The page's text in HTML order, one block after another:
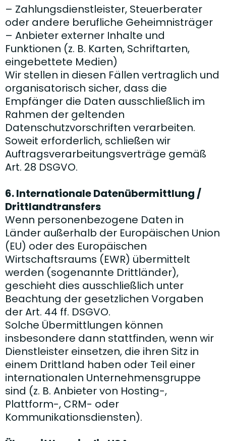
– Zahlungsdienstleister, Steuerberater
oder andere berufliche Geheimnisträger
– Anbieter externer Inhalte und
Funktionen (z. B. Karten, Schriftarten,
eingebettete Medien)
Wir stellen in diesen Fällen vertraglich und
organisatorisch sicher, dass die
Empfänger die Daten ausschließlich im
Rahmen der geltenden
Datenschutzvorschriften verarbeiten.
Soweit erforderlich, schließen wir
Auftragsverarbeitungsverträge gemäß
Art. 28 DSGVO.
6. Internationale Datenübermittlung /
Drittlandtransfers
Wenn personenbezogene Daten in
Länder außerhalb der Europäischen Union
(EU) oder des Europäischen
Wirtschaftsraums (EWR) übermittelt
werden (sogenannte Drittländer),
geschieht dies ausschließlich unter
Beachtung der gesetzlichen Vorgaben
der Art. 44 ff. DSGVO.
Solche Übermittlungen können
insbesondere dann stattfinden, wenn wir
Dienstleister einsetzen, die ihren Sitz in
einem Drittland haben oder Teil einer
internationalen Unternehmensgruppe
sind (z. B. Anbieter von Hosting-,
Plattform-, CRM- oder
Kommunikationsdiensten).